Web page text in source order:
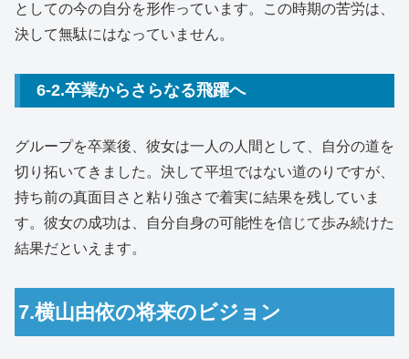
としての今の自分を形作っています。この時期の苦労は、
決して無駄にはなっていません。
6-2.卒業からさらなる飛躍へ
グループを卒業後、彼女は一人の人間として、自分の道を
切り拓いてきました。決して平坦ではない道のりですが、
持ち前の真面目さと粘り強さで着実に結果を残していま
す。彼女の成功は、自分自身の可能性を信じて歩み続けた
結果だといえます。
7.横山由依の将来のビジョン